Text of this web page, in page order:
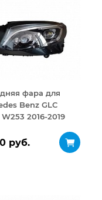
фара для
Benz GLC
W253 2016-2019
руб.